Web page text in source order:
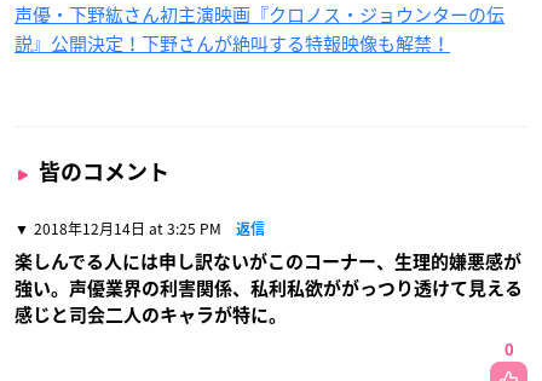
声優・下野紘さん初主演映画『クロノス・ジョウンターの伝
説』公開決定！下野さんが絶叫する特報映像も解禁！
皆のコメント
2018年12月14日 at 3:25 PM 返信
楽しんでる人には申し訳ないがこのコーナー、生理的嫌悪感が
強い。声優業界の利害関係、私利私欲ががっつり透けて見える
感じと司会二人のキャラが特に。
0